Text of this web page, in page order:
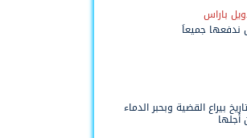
باراس
ندفعها جميعاً
بيراع القضية وبحبر الدماء